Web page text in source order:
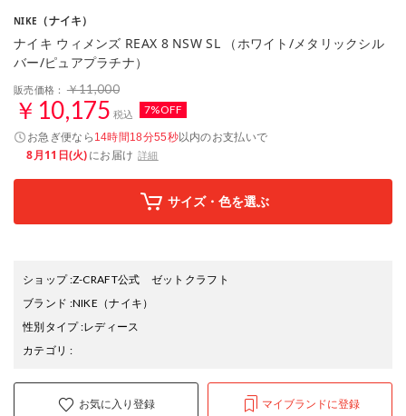
NIKE （ナイキ）
ナイキ ウィメンズ REAX 8 NSW SL （ホワイト/メタリックシル
バー/ピュアプラチナ）
販売価格： ￥11,000
￥10,175 税込 7%OFF
お急ぎ便なら 14時間18分54秒以内のお支払いで
8月11日(火)にお届け 詳細
サイズ・色を選ぶ
ショップ:Z-CRAFT公式 ゼットクラフト
ブランド :NIKE （ナイキ）
性別タイプ:レディース
カテゴリ :
お気に入り登録 マイブランドに登録